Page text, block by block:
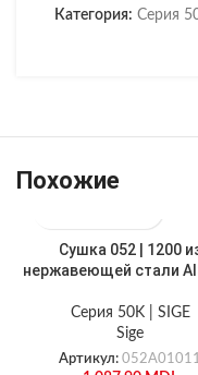
Категория: Серия
Похожие
Cушка 052 | 1200
нержавеющей стали
Серия 50K | SIGE
Sige
Артикул: 052А01011